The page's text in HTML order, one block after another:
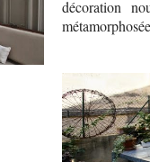
décoration